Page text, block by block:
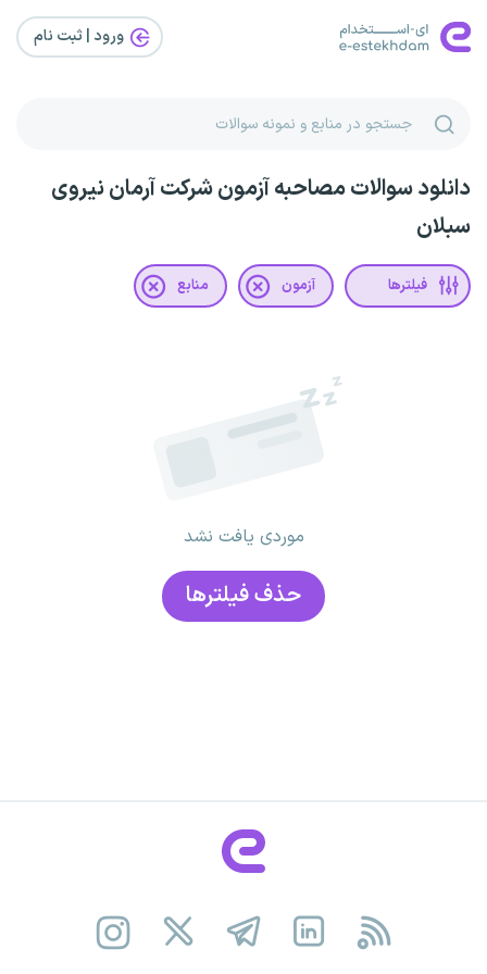
ورود | ثبت‌ نام
دانلود سوالات مصاحبه آزمون شرکت آرمان نیروی
سبلان
فیلترها آزمون منابع
موردی یافت نشد
حذف فیلتر‌ها